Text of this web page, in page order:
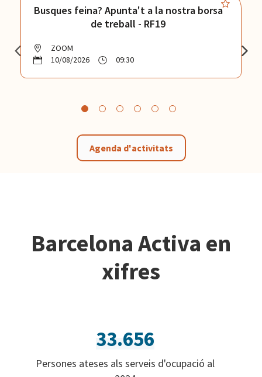
Busques feina? Apunta't a la nostra borsa
de treball - RF19
ZOOM
10/08/2026
09:30
Agenda d'activitats
Barcelona Activa en
xifres
33.656
Persones ateses als serveis d'ocupació al